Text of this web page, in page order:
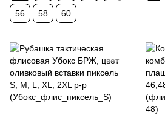
56 58 60